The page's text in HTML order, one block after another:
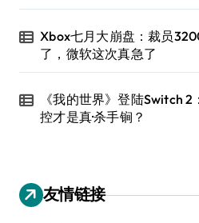
Xbox七月大崩盘：裁员
了，微软这次真急了
《我的世界》登陆Switch
控才是真·杀手锏？
友情链接